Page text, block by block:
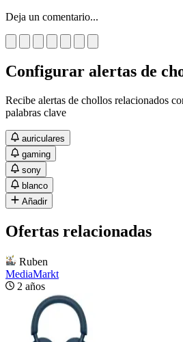
Deja un comentario...
Configurar alertas de
Recibe alertas de chollos relacionados
palabras clave
auriculares
gaming
sony
blanco
Añadir
Ofertas relacionadas
Ruben
MediaMarkt
2 años